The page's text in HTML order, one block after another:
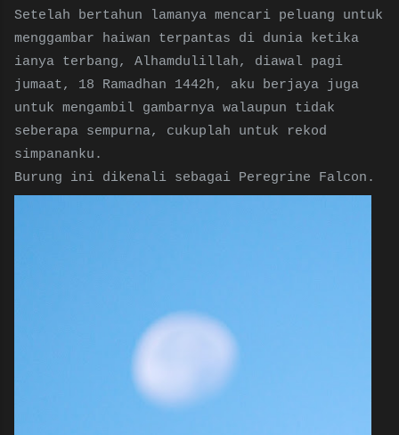
Setelah bertahun lamanya mencari peluang untuk
menggambar haiwan terpantas di dunia ketika
ianya terbang, Alhamdulillah, diawal pagi
jumaat, 18 Ramadhan 1442h, aku berjaya juga
untuk mengambil gambarnya walaupun tidak
seberapa sempurna, cukuplah untuk rekod
simpananku.
Burung ini dikenali sebagai Peregrine Falcon.